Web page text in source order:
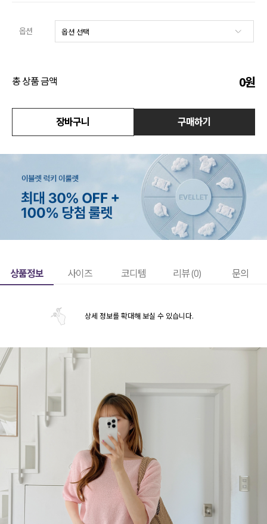
옵션
총 상품 금액 0원
장바구니 구매하기
상품정보 사이즈 코디템 리뷰 (0) 문의
상세 정보를 확대해 보실 수 있습니다.